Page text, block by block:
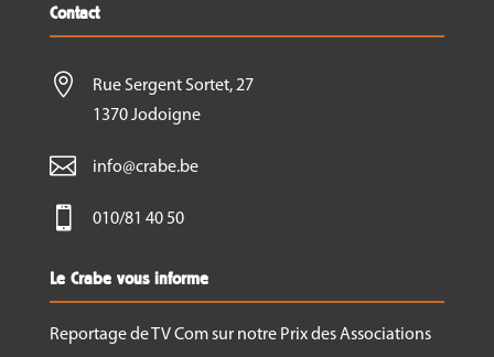
Contact

Rue Sergent Sortet, 27
1370 Jodoigne
 info@crabe.be
 010/81 40 50
Le Crabe vous informe
Reportage de TV Com sur notre Prix des Associations